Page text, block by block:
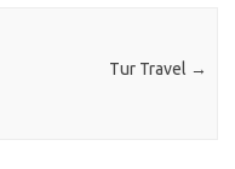
Tur Travel →